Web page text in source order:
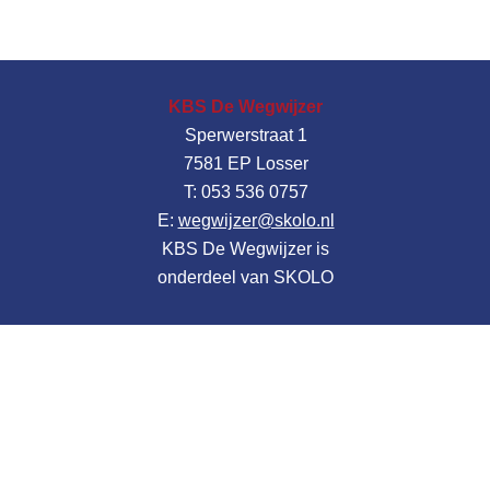
KBS De Wegwijzer
Sperwerstraat 1
7581 EP Losser
T: 053 536 0757
E: wegwijzer@skolo.nl
KBS De Wegwijzer is
onderdeel van SKOLO